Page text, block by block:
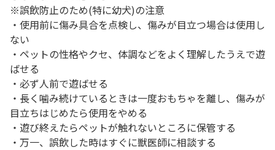
※誤飲防止のため(特に幼犬)の注意
・使用前に傷み具合を点検し、傷みが目立つ場合は使用し
ない
・ペットの性格やクセ、体調などをよく理解したうえで遊
ばせる
・必ず人前で遊ばせる
・長く噛み続けているときは一度おもちゃを離し、傷みが
目立ちはじめたら使用をやめる
・遊び終えたらペットが触れないところに保管する
・万一、誤飲した時はすぐに獣医師に相談する